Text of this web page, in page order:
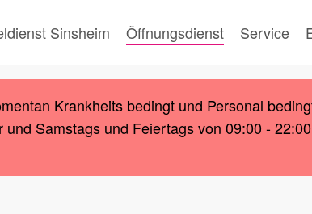
Sinsheim Öffnungsdienst Service
Krankheits bedingt und Personal
Samstags und Feiertags von 09:00 -